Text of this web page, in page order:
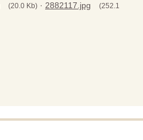
(20.0 Kb) · 2882117.jpg
(252.1